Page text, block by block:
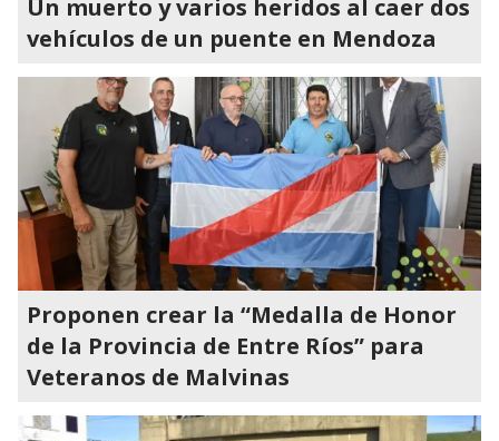
Un muerto y varios heridos al caer dos
vehículos de un puente en Mendoza
Proponen crear la “Medalla de Honor
de la Provincia de Entre Ríos” para
Veteranos de Malvinas